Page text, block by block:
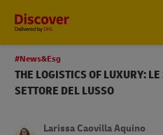
#News&Esg
THE LOGISTICS OF LUXURY:
SETTORE DEL LUSSO
Larissa Caovilla Aquino